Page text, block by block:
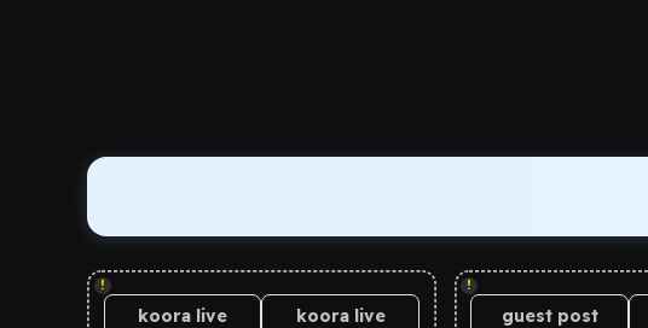
!
guest post
!
koora live
koora live